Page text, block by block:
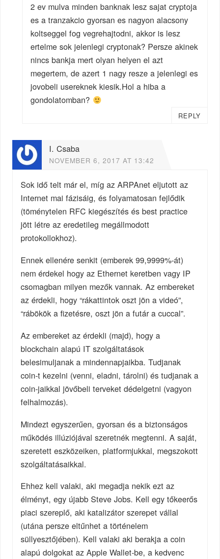
2 ev mulva minden banknak lesz sajat cryptoja
es a tranzakcio gyorsan es nagyon alacsony
koltseggel fog vegrehajtodni, akkor is lesz
ertelme sok jelenlegi cryptonak? Persze akinek
nincs bankja mert olyan helyen el azt
megertem, de azert 1 nagy resze a jelenlegi es
jovobeli usereknek kiesik.Hol a hiba a
gondolatomban?
REPLY
I. Csaba
NOVEMBER 6, 2017 AT 13:42
Sok idő telt már el, míg az ARPAnet eljutott az
Internet mai fázisáig, és folyamatosan fejlődik
(töménytelen RFC kiegészítés és best practice
jött létre az eredetileg megállmodott
protokollokhoz).
Ennek ellenére senkit (emberek 99,9999%-át)
nem érdekel hogy az Ethernet keretben vagy IP
csomagban milyen mezők vannak. Az embereket
az érdekli, hogy “rákattintok oszt jön a videó”,
“rábökök a fizetésre, oszt jön a futár a cuccal”.
Az embereket az érdekli (majd), hogy a
blockchain alapú IT szolgáltatások
belesimuljanak a mindennapjaikba. Tudjanak
coin-t kezelni (venni, eladni, tárolni) és tudjanak a
coin-jaikkal jövőbeli terveket dédelgetni (vagyon
felhalmozás).
Mindezt egyszerűen, gyorsan és a biztonságos
működés illúziójával szeretnék megtenni. A saját,
szeretett eszközeiken, platformjukkal, megszokott
szolgáltatásaikkal.
Ehhez kell valaki, aki megadja nekik ezt az
élményt, egy újabb Steve Jobs. Kell egy tőkeerős
piaci szereplő, aki katalizátor szerepet vállal
(utána persze eltűnhet a történelem
süllyesztőjében). Kell valaki aki berakja a coin
alapú dolgokat az Apple Wallet-be, a kedvenc